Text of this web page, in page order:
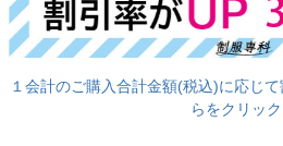
１会計のご購入合計金額(税込)に応じ
らをクリック